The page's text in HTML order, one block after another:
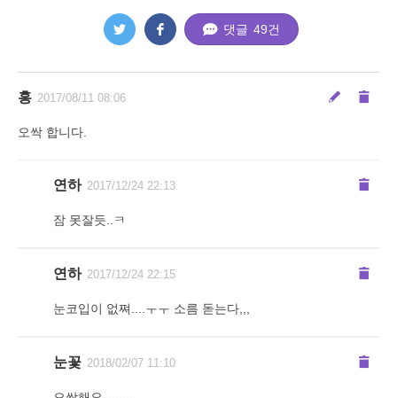
댓글 49건
홍 2017/08/11 08:06
오싹 합니다.
연하 2017/12/24 22:13
잠 못잘듯..ㅋ
연하 2017/12/24 22:15
눈코입이 없쪄....ㅜㅜ 소름 돋는다,,,
눈꽃 2018/02/07 11:10